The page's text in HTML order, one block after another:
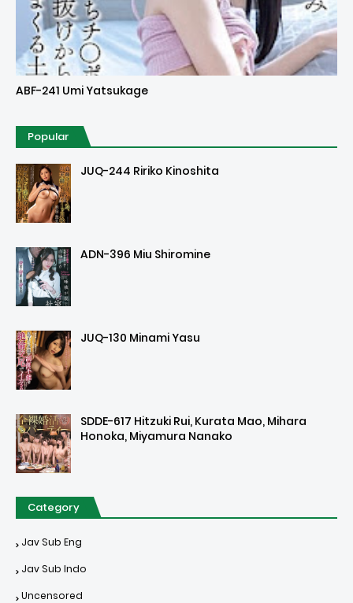
Uncensored
ABF-241 Umi Yatsukage
Popular
JUQ-244 Ririko Kinoshita
ADN-396 Miu Shiromine
JUQ-130 Minami Yasu
SDDE-617 Hitzuki Rui, Kurata Mao, Mihara
Honoka, Miyamura Nanako
Category
Jav Sub Eng
Jav Sub Indo
Uncensored